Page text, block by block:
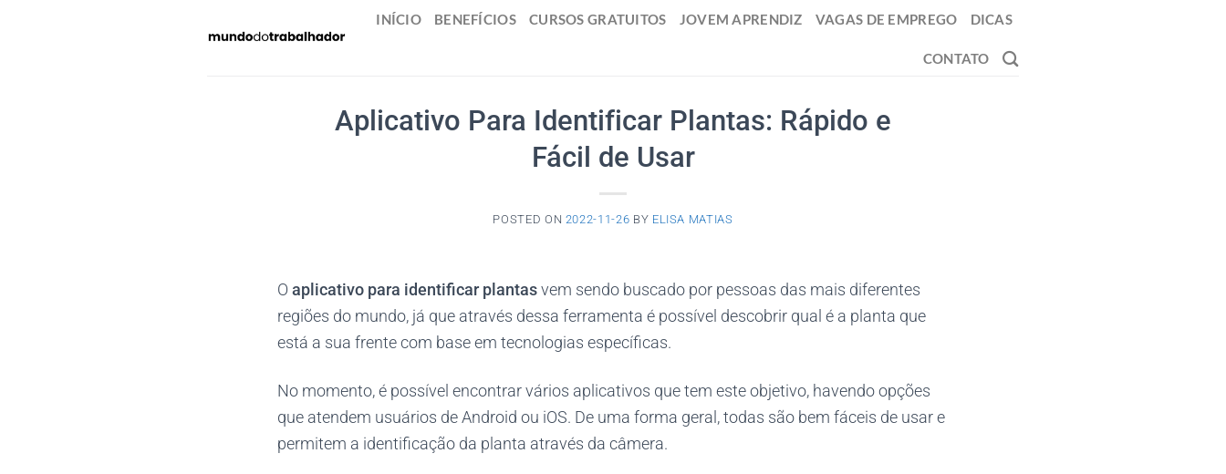
INÍCIO BENEFÍCIOS CURSOS GRATUITOS JOVEM APRENDIZ VAGAS DE EMPREGO DICAS
CONTATO
Aplicativo Para Identificar Plantas: Rápido e
Fácil de Usar
POSTED ON 2022-11-26 BY ELISA MATIAS
O aplicativo para identificar plantasvem sendo buscado por pessoas das mais diferentes
regiões do mundo, já que através dessa ferramenta é possível descobrir qual é a planta que
está a sua frente com base em tecnologias específicas.
No momento, é possível encontrar vários aplicativos que tem este objetivo, havendo opções
que atendem usuários de Android ou iOS. De uma forma geral, todas são bem fáceis de usar e
permitem a identificação da planta através da câmera.